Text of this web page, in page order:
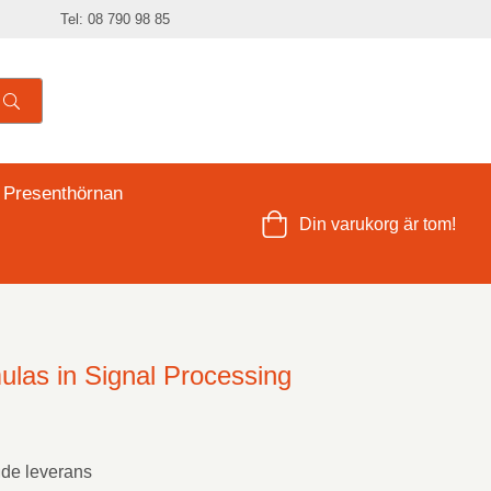
Tel: 08 790 98 85
Din varukorg är tom!
in Signal Processing
leverans